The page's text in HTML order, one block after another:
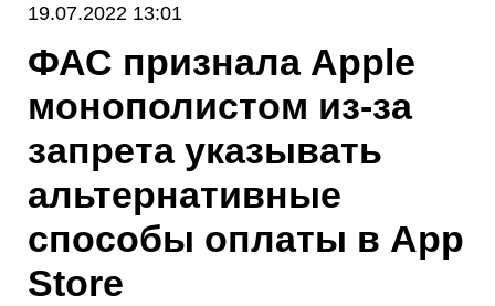
19.07.2022 13:01
ФАС признала Apple
монополистом из-за
запрета указывать
альтернативные
способы оплаты в App
Store